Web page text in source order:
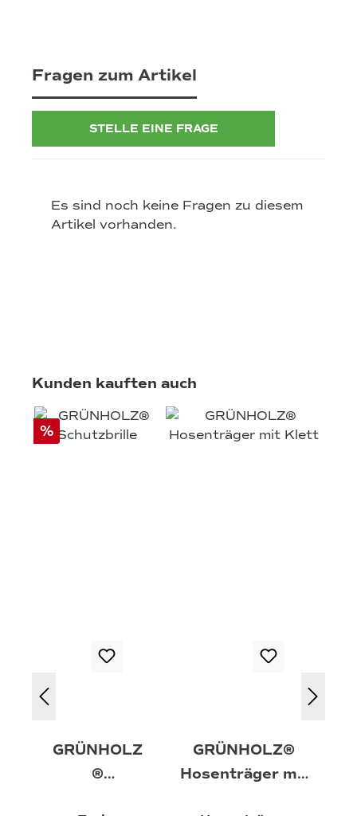
Fragen zum Artikel
STELLE EINE FRAGE
Es sind noch keine Fragen zu diesem
Artikel vorhanden.
Produktgalerie überspringen
Kunden kauften auch
%
GRÜNHOLZ
®
GRÜNHOLZ®
Hosenträger mit